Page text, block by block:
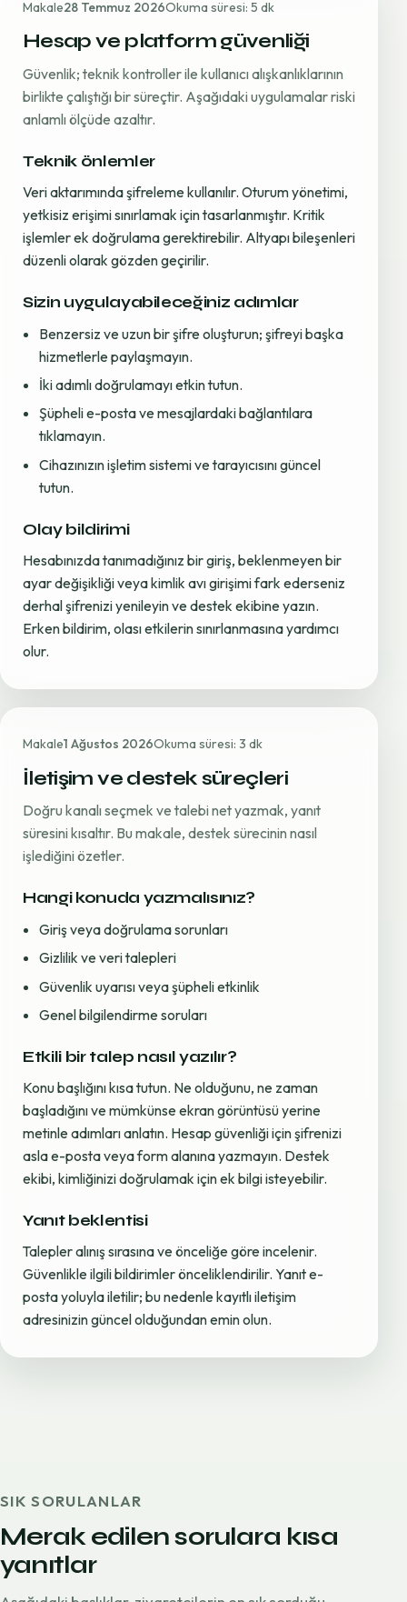
Makale28 Temmuz 2026Okuma süresi: 5 dk
Hesap ve platform güvenliği
Güvenlik; teknik kontroller ile kullanıcı alışkanlıklarının
birlikte çalıştığı bir süreçtir. Aşağıdaki uygulamalar riski
anlamlı ölçüde azaltır.
Teknik önlemler
Veri aktarımında şifreleme kullanılır. Oturum yönetimi,
yetkisiz erişimi sınırlamak için tasarlanmıştır. Kritik
işlemler ek doğrulama gerektirebilir. Altyapı bileşenleri
düzenli olarak gözden geçirilir.
Sizin uygulayabileceğiniz adımlar
Benzersiz ve uzun bir şifre oluşturun; şifreyi başka
hizmetlerle paylaşmayın.
İki adımlı doğrulamayı etkin tutun.
Şüpheli e-posta ve mesajlardaki bağlantılara
tıklamayın.
Cihazınızın işletim sistemi ve tarayıcısını güncel
tutun.
Olay bildirimi
Hesabınızda tanımadığınız bir giriş, beklenmeyen bir
ayar değişikliği veya kimlik avı girişimi fark ederseniz
derhal şifrenizi yenileyin ve destek ekibine yazın.
Erken bildirim, olası etkilerin sınırlanmasına yardımcı
olur.
Makale1 Ağustos 2026Okuma süresi: 3 dk
İletişim ve destek süreçleri
Doğru kanalı seçmek ve talebi net yazmak, yanıt
süresini kısaltır. Bu makale, destek sürecinin nasıl
işlediğini özetler.
Hangi konuda yazmalısınız?
Giriş veya doğrulama sorunları
Gizlilik ve veri talepleri
Güvenlik uyarısı veya şüpheli etkinlik
Genel bilgilendirme soruları
Etkili bir talep nasıl yazılır?
Konu başlığını kısa tutun. Ne olduğunu, ne zaman
başladığını ve mümkünse ekran görüntüsü yerine
metinle adımları anlatın. Hesap güvenliği için şifrenizi
asla e-posta veya form alanına yazmayın. Destek
ekibi, kimliğinizi doğrulamak için ek bilgi isteyebilir.
Yanıt beklentisi
Talepler alınış sırasına ve önceliğe göre incelenir.
Güvenlikle ilgili bildirimler önceliklendirilir. Yanıt e-
posta yoluyla iletilir; bu nedenle kayıtlı iletişim
adresinizin güncel olduğundan emin olun.
SIK SORULANLAR
Merak edilen sorulara kısa
yanıtlar